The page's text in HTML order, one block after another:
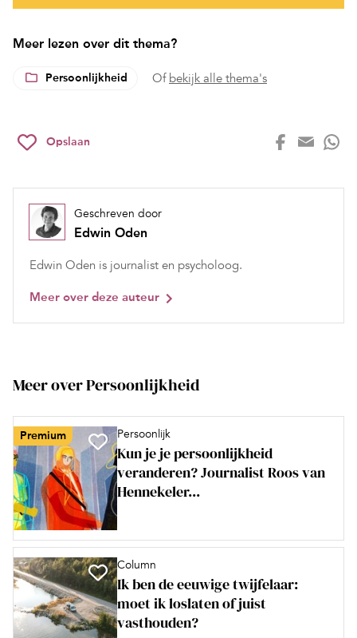
Meer lezen over dit thema?
Persoonlijkheid Of bekijk alle thema's
Opslaan
Geschreven door
Edwin Oden
Edwin Oden is journalist en psycholoog.
Meer over deze auteur
Meer over Persoonlijkheid
Premium Persoonlijk
Kun je je persoonlijkheid
veranderen? Journalist Roos van
Hennekeler...
Column
Ik ben de eeuwige twijfelaar:
moet ik loslaten of juist
vasthouden?